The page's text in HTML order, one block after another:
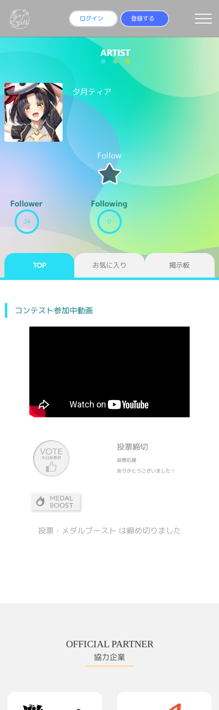
ログイン 登録する
夕月ティア
Follow
Follower
24
Following
0
TOP お気に入り 掲示板
コンテスト参加中動画
投票締切
投票応援
ありがとうございました！
投票・メダルブースト は締め切りました
OFFICIAL PARTNER
協力企業